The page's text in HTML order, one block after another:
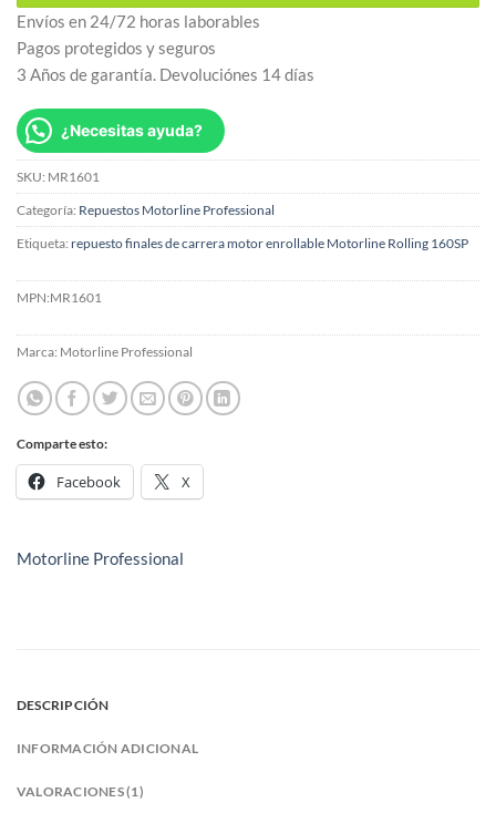
Envíos en 24/72 horas laborables
Pagos protegidos y seguros
3 Años de garantía. Devoluciónes 14 días
¿Necesitas ayuda?
SKU: MR1601
Categoría: Repuestos Motorline Professional
Etiqueta: repuesto finales de carrera motor enrollable Motorline Rolling 160SP
MPN:MR1601
Marca: Motorline Professional
Comparte esto:
Facebook X
Motorline Professional
DESCRIPCIÓN
INFORMACIÓN ADICIONAL
VALORACIONES (1)